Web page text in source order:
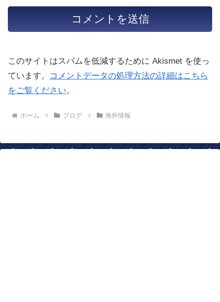
このサイトはスパムを低減するために Akismet を使っ
ています。
コメントデータの処理方法の詳細はこちら
をご覧ください。
ホーム ブログ 海外情報